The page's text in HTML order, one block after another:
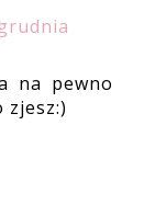
na pewno